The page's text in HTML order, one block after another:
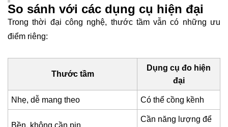
So sánh với các dụng cụ hiện đại
Trong thời đại công nghệ, thước tầm vẫn có những ưu
điểm riêng:
Thước tầm
Dụng cụ đo hiện
đại
Nhẹ, dễ mang theo Có thể cồng kềnh
Cần năng lượng để